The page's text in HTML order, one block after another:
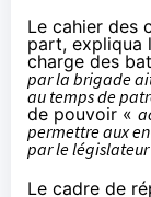
Le cahier des
part, expliqua
charge des
par la brigade
au temps de
de pouvoir «
permettre aux
par le
Le cadre de